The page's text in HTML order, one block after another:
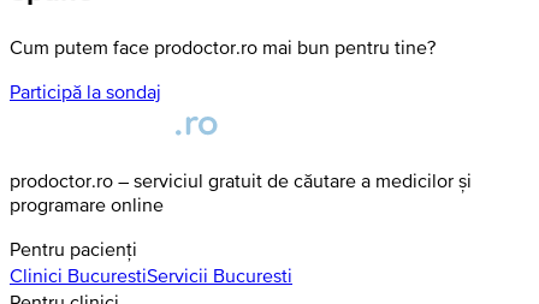
Cum putem face prodoctor.ro mai bun pentru tine?
Participă la sondaj
prodoctor.ro – serviciul gratuit de căutare a medicilor și
programare online
Pentru pacienți
Clinici BucurestiServicii Bucuresti